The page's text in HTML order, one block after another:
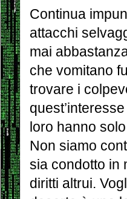
Continua
attacchi
mai
che vomitano
trovare i
loro hanno
Non siamo
sia condotto in
diritti altrui.